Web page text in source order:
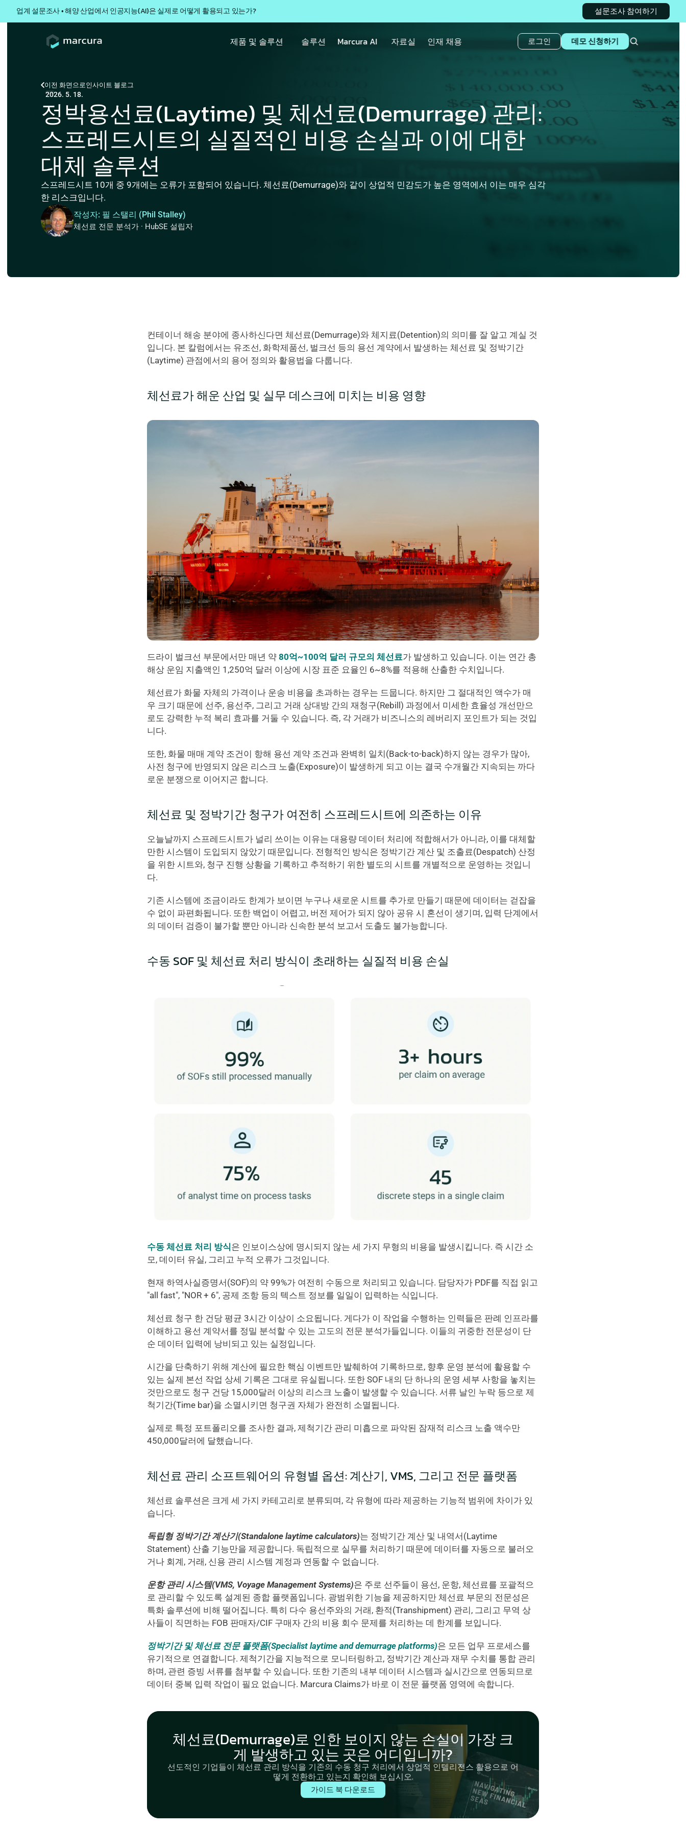
업계 설문조사 • 해양 산업에서 인공지능(AI)은 실제로 어떻게 활용되고 있는가? 설문조사 참여하기
이전 화면으로인사이트 블로그
2026. 5. 18.
정박용선료(Laytime) 및 체선료(Demurrage) 관리:
스프레드시트의 실질적인 비용 손실과 이에 대한
대체 솔루션
스프레드시트 10개 중 9개에는 오류가 포함되어 있습니다. 체선료(Demurrage)와 같이 상업적 민감도가 높은 영역에서 이는 매우 심각
한 리스크입니다.
작성자: 필 스탤리 (Phil Stalley)
체선료 전문 분석가 · HubSE 설립자
컨테이너 해송 분야에 종사하신다면 체선료(Demurrage)와 체지료(Detention)의 의미를 잘 알고 계실 것
입니다. 본 칼럼에서는 유조선, 화학제품선, 벌크선 등의 용선 계약에서 발생하는 체선료 및 정박기간
(Laytime) 관점에서의 용어 정의와 활용법을 다룹니다.
체선료가 해운 산업 및 실무 데스크에 미치는 비용 영향
드라이 벌크선 부문에서만 매년 약 80억~100억 달러 규모의 체선료가 발생하고 있습니다. 이는 연간 총
해상 운임 지출액인 1,250억 달러 이상에 시장 표준 요율인 6~8%를 적용해 산출한 수치입니다.
체선료가 화물 자체의 가격이나 운송 비용을 초과하는 경우는 드뭅니다. 하지만 그 절대적인 액수가 매
우 크기 때문에 선주, 용선주, 그리고 거래 상대방 간의 재청구(Rebill) 과정에서 미세한 효율성 개선만으
로도 강력한 누적 복리 효과를 거둘 수 있습니다. 즉, 각 거래가 비즈니스의 레버리지 포인트가 되는 것입
니다.
또한, 화물 매매 계약 조건이 항해 용선 계약 조건과 완벽히 일치(Back-to-back)하지 않는 경우가 많아,
사전 청구에 반영되지 않은 리스크 노출(Exposure)이 발생하게 되고 이는 결국 수개월간 지속되는 까다
로운 분쟁으로 이어지곤 합니다.
체선료 및 정박기간 청구가 여전히 스프레드시트에 의존하는 이유
오늘날까지 스프레드시트가 널리 쓰이는 이유는 대용량 데이터 처리에 적합해서가 아니라, 이를 대체할
만한 시스템이 도입되지 않았기 때문입니다. 전형적인 방식은 정박기간 계산 및 조출료(Despatch) 산정
을 위한 시트와, 청구 진행 상황을 기록하고 추적하기 위한 별도의 시트를 개별적으로 운영하는 것입니
다.
기존 시스템에 조금이라도 한계가 보이면 누구나 새로운 시트를 추가로 만들기 때문에 데이터는 걷잡을
수 없이 파편화됩니다. 또한 백업이 어렵고, 버전 제어가 되지 않아 공유 시 혼선이 생기며, 입력 단계에서
의 데이터 검증이 불가할 뿐만 아니라 신속한 분석 보고서 도출도 불가능합니다.
수동 SOF 및 체선료 처리 방식이 초래하는 실질적 비용 손실
수동 체선료 처리 방식은 인보이스상에 명시되지 않는 세 가지 무형의 비용을 발생시킵니다. 즉 시간 소
모, 데이터 유실, 그리고 누적 오류가 그것입니다.
현재 하역사실증명서(SOF)의 약 99%가 여전히 수동으로 처리되고 있습니다. 담당자가 PDF를 직접 읽고
"all fast", "NOR + 6", 공제 조항 등의 텍스트 정보를 일일이 입력하는 식입니다.
체선료 청구 한 건당 평균 3시간 이상이 소요됩니다. 게다가 이 작업을 수행하는 인력들은 판례 인프라를
이해하고 용선 계약서를 정밀 분석할 수 있는 고도의 전문 분석가들입니다. 이들의 귀중한 전문성이 단
순 데이터 입력에 낭비되고 있는 실정입니다.
시간을 단축하기 위해 계산에 필요한 핵심 이벤트만 발췌하여 기록하므로, 향후 운영 분석에 활용할 수
있는 실제 본선 작업 상세 기록은 그대로 유실됩니다. 또한 SOF 내의 단 하나의 운영 세부 사항을 놓치는
것만으로도 청구 건당 15,000달러 이상의 리스크 노출이 발생할 수 있습니다. 서류 날인 누락 등으로 제
척기간(Time bar)을 소멸시키면 청구권 자체가 완전히 소멸됩니다.
실제로 특정 포트폴리오를 조사한 결과, 제척기간 관리 미흡으로 파악된 잠재적 리스크 노출 액수만
450,000달러에 달했습니다.
체선료 관리 소프트웨어의 유형별 옵션: 계산기, VMS, 그리고 전문 플랫폼
체선료 솔루션은 크게 세 가지 카테고리로 분류되며, 각 유형에 따라 제공하는 기능적 범위에 차이가 있
습니다.
독립형 정박기간 계산기(Standalone laytime calculators)는 정박기간 계산 및 내역서(Laytime
Statement) 산출 기능만을 제공합니다. 독립적으로 실무를 처리하기 때문에 데이터를 자동으로 불러오
거나 회계, 거래, 신용 관리 시스템 계정과 연동할 수 없습니다.
운항 관리 시스템(VMS, Voyage Management Systems)은 주로 선주들이 용선, 운항, 체선료를 포괄적으
로 관리할 수 있도록 설계된 종합 플랫폼입니다. 광범위한 기능을 제공하지만 체선료 부문의 전문성은
특화 솔루션에 비해 떨어집니다. 특히 다수 용선주와의 거래, 환적(Transhipment) 관리, 그리고 무역 상
사들이 직면하는 FOB 판매자/CIF 구매자 간의 비용 회수 문제를 처리하는 데 한계를 보입니다.
정박기간 및 체선료 전문 플랫폼(Specialist laytime and demurrage platforms)은 모든 업무 프로세스를
유기적으로 연결합니다. 제척기간을 지능적으로 모니터링하고, 정박기간 계산과 재무 수치를 통합 관리
하며, 관련 증빙 서류를 첨부할 수 있습니다. 또한 기존의 내부 데이터 시스템과 실시간으로 연동되므로
데이터 중복 입력 작업이 필요 없습니다. Marcura Claims가 바로 이 전문 플랫폼 영역에 속합니다.
체선료(Demurrage)로 인한 보이지 않는 손실이 가장 크
게 발생하고 있는 곳은 어디입니까?
선도적인 기업들이 체선료 관리 방식을 기존의 수동 청구 처리에서 상업적 인텔리전스 활용으로 어
떻게 전환하고 있는지 확인해 보십시오.
가이드 북 다운로드
제품 및 솔루션 솔루션 Marcura AI 자료실 인재 채용 로그인 데모 신청하기